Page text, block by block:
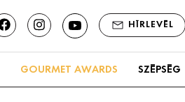
HÍRLEVÉL
GOURMET AWARDS SZÉPSÉG